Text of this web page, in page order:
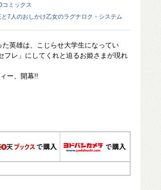
コミックス
7人のおしかけ乙女のラグナロク・システム
英雄は、こじらせ大学生になってい
レ」にしてくれと迫るお姫さまが現れ
ー、開幕!!